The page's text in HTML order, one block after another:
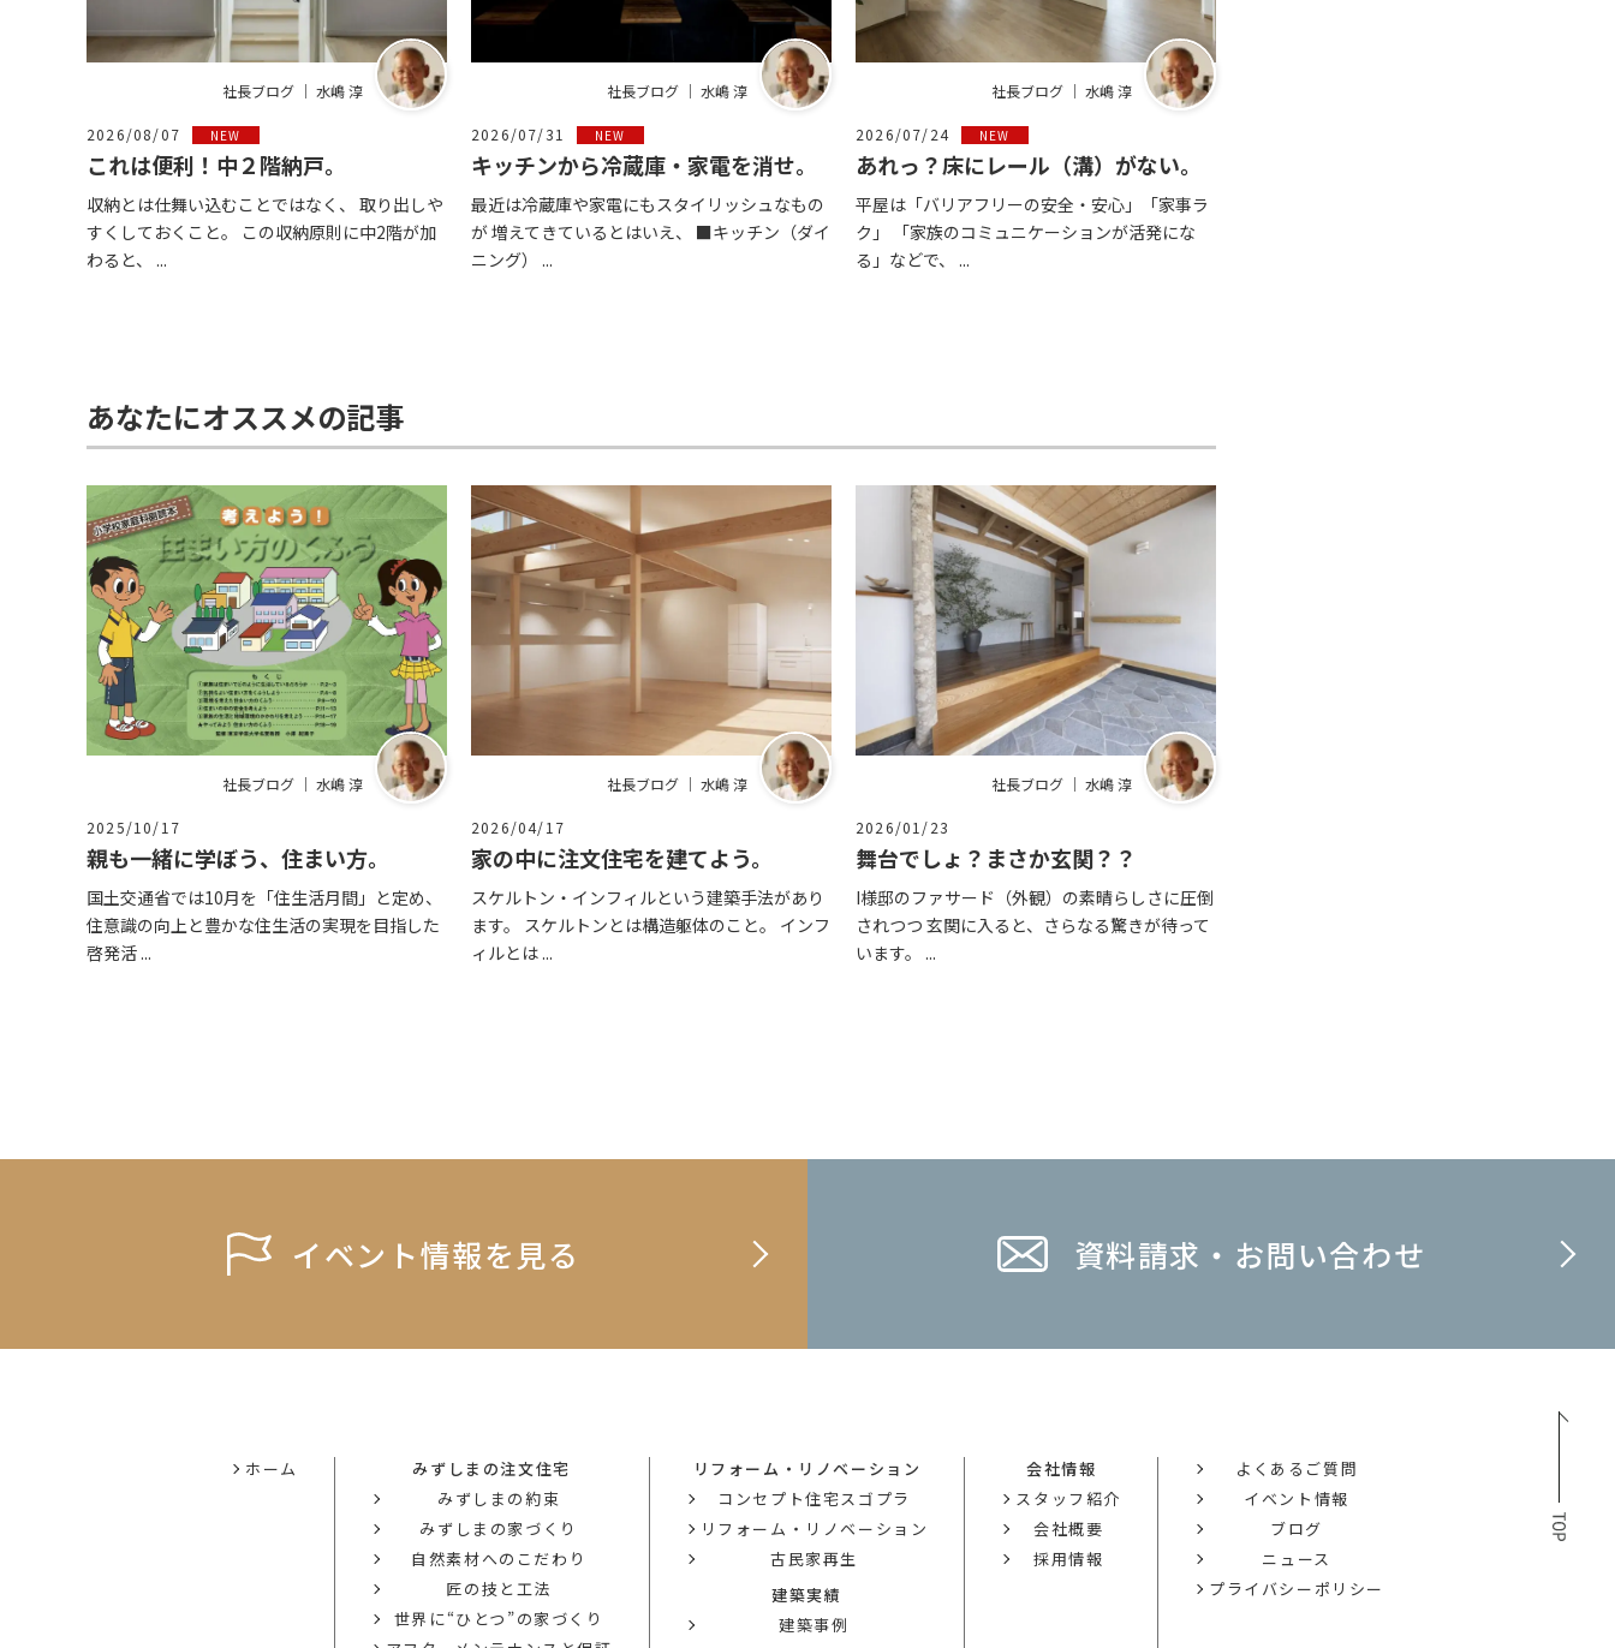
社長ブログ ｜ 水嶋 淳
2026/08/07 NEW
これは便利！中２階納戸。
収納とは仕舞い込むことではなく、 取り出しや
すくしておくこと。 この収納原則に中2階が加
わると、 ...
社長ブログ ｜ 水嶋 淳
2026/07/31 NEW
キッチンから冷蔵庫・家電を消せ。
最近は冷蔵庫や家電にもスタイリッシュなもの
が 増えてきているとはいえ、 ■キッチン（ダイ
ニング） ...
社長ブログ ｜ 水嶋 淳
2026/07/24 NEW
あれっ？床にレール（溝）がない。
平屋は「バリアフリーの安全・安心」「家事ラ
ク」 「家族のコミュニケーションが活発にな
る」などで、 ...
あなたにオススメの記事
社長ブログ ｜ 水嶋 淳
2025/10/17
親も一緒に学ぼう、住まい方。
国土交通省では10月を「住生活月間」と定め、
住意識の向上と豊かな住生活の実現を目指した
啓発活 ...
社長ブログ ｜ 水嶋 淳
2026/04/17
家の中に注文住宅を建てよう。
スケルトン・インフィルという建築手法があり
ます。 スケルトンとは構造躯体のこと。 インフ
ィルとは ...
社長ブログ ｜ 水嶋 淳
2026/01/23
舞台でしょ？まさか玄関？？
I様邸のファサード（外観）の素晴らしさに圧倒
されつつ 玄関に入ると、さらなる驚きが待って
います。 ...
イベント情報を見る 資料請求・お問い合わせ
ホーム
みずしまの注文住宅
みずしまの約束
みずしまの家づくり
自然素材へのこだわり
匠の技と工法
世界に“ひとつ”の家づくり
リフォーム・リノベーション
コンセプト住宅スゴプラ
リフォーム・リノベーション
古民家再生
建築実績
建築事例
会社情報
スタッフ紹介
会社概要
採用情報
よくあるご質問
イベント情報
ブログ
ニュース
プライバシーポリシー